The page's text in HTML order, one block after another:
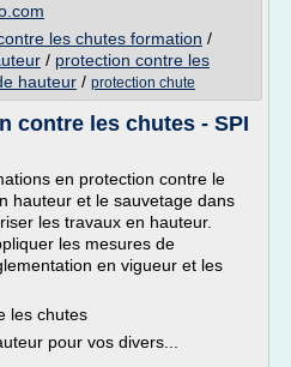
les chutes formation /
/ protection contre les
hauteur / protection chute
contre les chutes - SPI
en protection contre le
hauteur et le sauvetage dans
les travaux en hauteur.
les mesures de
en vigueur et les
les chutes
pour vos divers...